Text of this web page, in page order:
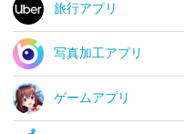
旅行アプリ
写真加工アプリ
ゲームアプリ